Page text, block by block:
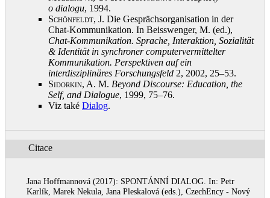
o dialogu, 1994.
Schönfeldt, J. Die Gesprächsorganisation in der
Chat-Kommunikation. In Beisswenger, M. (ed.),
Chat-Kommunikation. Sprache, Interaktion, Sozialität
& Identität in synchroner computervermittelter
Kommunikation. Perspektiven auf ein
interdisziplinäres Forschungsfeld 2, 2002, 25–53.
Sidorkin, A. M. Beyond Discourse: Education, the
Self, and Dialogue, 1999, 75–76.
Viz také Dialog.
Citace
Jana Hoffmannová (2017): SPONTÁNNÍ DIALOG. In: Petr
Karlík, Marek Nekula, Jana Pleskalová (eds.), CzechEncy - Nový